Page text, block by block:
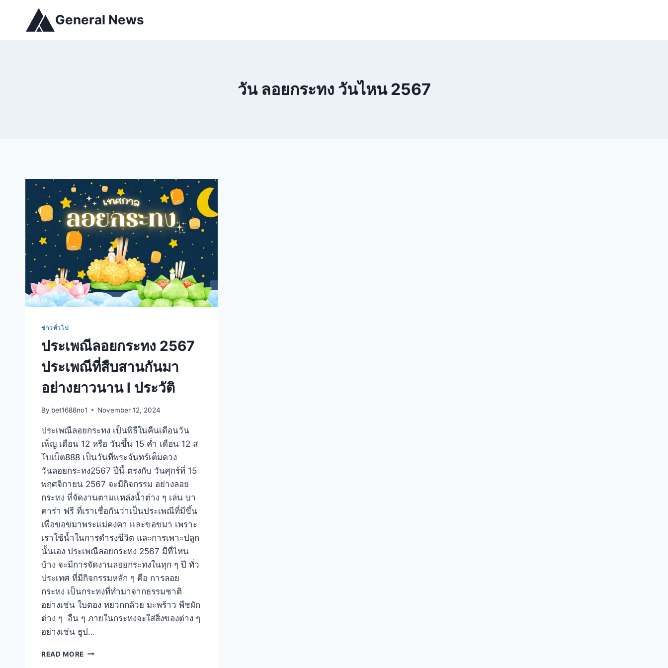
General News
วัน ลอยกระทง วันไหน 2567
ข่าวทั่วไป
ประเพณีลอยกระทง 2567
ประเพณีที่สืบสานกันมา
อย่างยาวนาน l ประวัติ
By bet1688no1 November 12, 2024
ประเพณีลอยกระทง เป็นพิธีในคืนเดือนวัน
เพ็ญ เดือน 12 หรือ วันขึ้น 15 ค่ำ เดือน 12 ส
โบเบ็ต888 เป็นวันที่พระจันทร์เต็มดวง
วันลอยกระทง2567 ปีนี้ ตรงกับ วันศุกร์ที่ 15
พฤศจิกายน 2567 จะมีกิจกรรม อย่างลอย
กระทง ที่จัดงานตามเเหล่งน้ำต่าง ๆ เล่น บา
คาร่า ฟรี ที่เราเชื่อกันว่าเป็นประเพณีที่มีขึ้น
เพื่อขอขมาพระแม่คงคา เเละขอขมา เพราะ
เราใช้น้ำในการดำรงชีวิต และการเพาะปลูก
นั้นเอง ประเพณีลอยกระทง 2567 มีที่ไหน
บ้าง จะมีการจัดงานลอยกระทงในทุก ๆ ปี ทั่ว
ประเทศ ที่มีกิจกรรมหลัก ๆ คือ การลอย
กระทง เป็นกระทงที่ทำมาจากธรรมชาติ
อย่างเช่น ใบตอง หยวกกล้วย มะพร้าว พืชผัก
ต่าง ๆ อื่น ๆ ภายในกระทงจะใส่สิ่งของต่าง ๆ
อย่างเช่น ธูป…
READ MORE